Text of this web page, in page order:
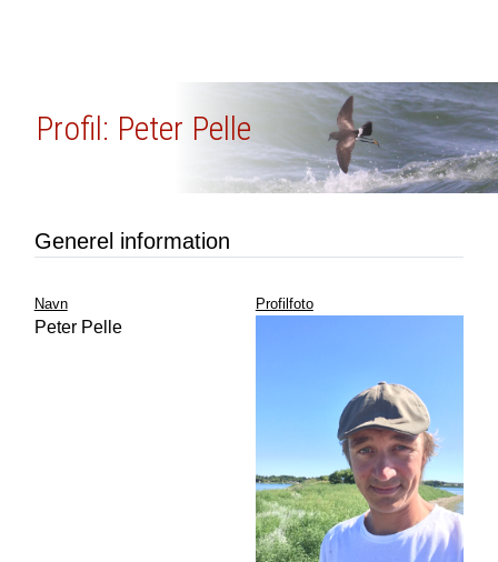
Profil: Peter Pelle
Generel information
Navn
Peter Pelle
Profilfoto